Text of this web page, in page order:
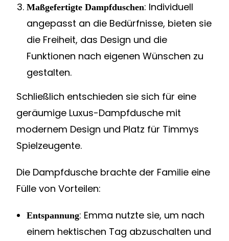
Maßgefertigte Dampfduschen: Individuell
angepasst an die Bedürfnisse, bieten sie
die Freiheit, das Design und die
Funktionen nach eigenen Wünschen zu
gestalten.
Schließlich entschieden sie sich für eine
geräumige Luxus-Dampfdusche mit
modernem Design und Platz für Timmys
Spielzeugente.
Die Dampfdusche brachte der Familie eine
Fülle von Vorteilen:
Entspannung: Emma nutzte sie, um nach
einem hektischen Tag abzuschalten und